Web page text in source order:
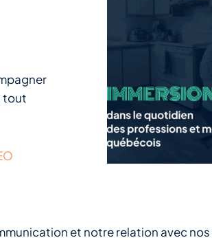
tout
et notre relation avec